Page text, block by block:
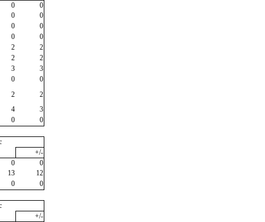
0
0
0
0
0
0
0
0
2
2
2
2
3
3
0
0
2
2
4
3
0
0
+/-
0
0
13
12
0
0
+/-